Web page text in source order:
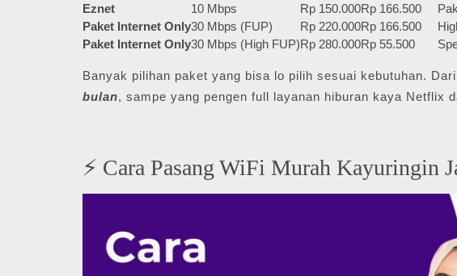
Eznet
10 Mbps Rp 150.000Rp 166.500
Paket Internet Only30 Mbps (FUP) Rp 220.000Rp 166.500
Paket Internet Only30 Mbps (High FUP)Rp 280.000Rp 55.500
Banyak pilihan paket yang bisa lo pilih sesuai kebutuhan.
bulan, sampe yang pengen full layanan hiburan kaya Netflix
⚡ Cara Pasang WiFi Murah Kayuringin